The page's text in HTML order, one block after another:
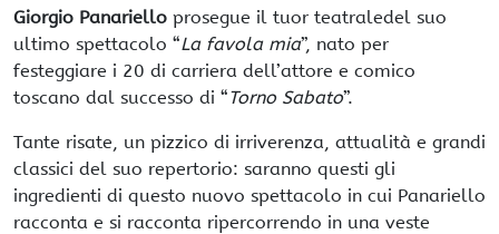
Giorgio Panariello prosegue il tuor teatraledel suo
ultimo spettacolo “La favola mia”, nato per
festeggiare i 20 di carriera dell’attore e comico
toscano dal successo di “Torno Sabato”.
Tante risate, un pizzico di irriverenza, attualità e grandi
classici del suo repertorio: saranno questi gli
ingredienti di questo nuovo spettacolo in cui Panariello
racconta e si racconta ripercorrendo in una veste